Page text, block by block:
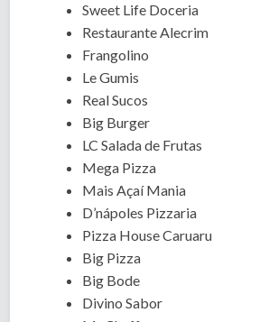
Sweet Life Doceria
Restaurante Alecrim
Frangolino
Le Gumis
Real Sucos
Big Burger
LC Salada de Frutas
Mega Pizza
Mais Açaí Mania
D’nápoles Pizzaria
Pizza House Caruaru
Big Pizza
Big Bode
Divino Sabor